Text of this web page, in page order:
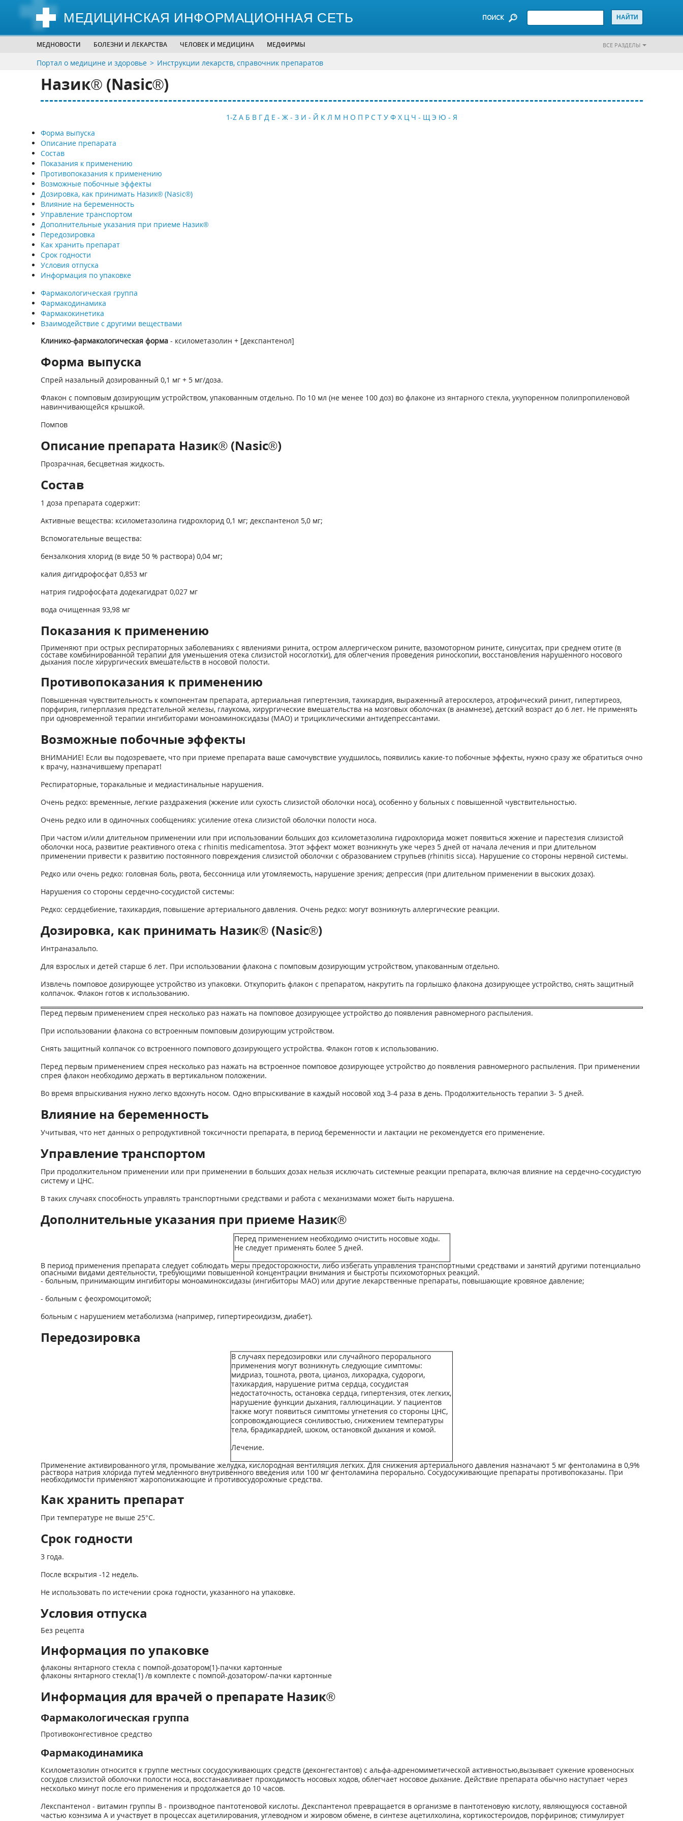
МЕДИЦИНСКАЯ ИНФОРМАЦИОННАЯ СЕТЬ ПОИСК
МЕДНОВОСТИ БОЛЕЗНИ И ЛЕКАРСТВА ЧЕЛОВЕК И МЕДИЦИНА МЕДФИРМЫ ВСЕ РАЗДЕЛЫ
Портал о медицине и здоровье Инструкции лекарств, справочник препаратов
Назик® (Nasic®)
1-Z А Б В Г Д Е - Ж - З И - Й К Л М Н О П Р С Т У Ф Х Ц Ч - Щ Э Ю - Я
Форма выпуска
Описание препарата
Состав
Показания к применению
Противопоказания к применению
Возможные побочные эффекты
Дозировка, как принимать Назик® (Nasic®)
Влияние на беременность
Управление транспортом
Дополнительные указания при приеме Назик®
Передозировка
Как хранить препарат
Срок годности
Условия отпуска
Информация по упаковке
Фармакологическая группа
Фармакодинамика
Фармакокинетика
Взаимодействие с другими веществами
Клинико-фармакологическая форма- ксилометазолин + [декспантенол]
Форма выпуска
Спрей назальный дозированный 0,1 мг + 5 мг/доза.
Флакон с помповым дозирующим устройством, упакованным отдельно. По 10 мл (не менее 100 доз) во флаконе из янтарного стекла, укупоренном полипропиленовой
навинчивающейся крышкой.
Помпов
Описание препарата Назик® (Nasic®)
Прозрачная, бесцветная жидкость.
Состав
1 доза препарата содержит:
Активные вещества: ксилометазолина гидрохлорид 0,1 мг; декспантенол 5,0 мг;
Вспомогательные вещества:
бензалкония хлорид (в виде 50 % раствора) 0,04 мг;
калия дигидрофосфат 0,853 мг
натрия гидрофосфата додекагидрат 0,027 мг
вода очищенная 93,98 мг
Показания к применению
Применяют при острых респираторных заболеваниях с явлениями ринита, остром аллергическом рините, вазомоторном рините, синуситах, при среднем отите (в
составе комбинированной терапии для уменьшения отека слизистой носоглотки), для облегчения проведения риноскопии, восстановления нарушенного носового
дыхания после хирургических вмешательств в носовой полости.
Противопоказания к применению
Повышенная чувствительность к компонентам препарата, артериальная гипертензия, тахикардия, выраженный атеросклероз, атрофический ринит, гипертиреоз,
порфирия, гиперплазия предстательной железы, глаукома, хирургические вмешательства на мозговых оболочках (в анамнезе), детский возраст до 6 лет. Не применять
при одновременной терапии ингибиторами моноаминоксидазы (МАО) и трициклическими антидепрессантами.
Возможные побочные эффекты
ВНИМАНИЕ! Если вы подозреваете, что при приеме препарата ваше самочувствие ухудшилось, появились какие-то побочные эффекты, нужно сразу же обратиться очно
к врачу, назначившему препарат!
Респираторные, торакальные и медиастинальные нарушения.
Очень редко: временные, легкие раздражения (жжение или сухость слизистой оболочки носа), особенно у больных с повышенной чувствительностью.
Очень редко или в одиночных сообщениях: усиление отека слизистой оболочки полости носа.
При частом и/или длительном применении или при использовании больших доз ксилометазолина гидрохлорида может появиться жжение и парестезия слизистой
оболочки носа, развитие реактивного отека с rhinitis medicamentosa. Этот эффект может возникнуть уже через 5 дней от начала лечения и при длительном
применении привести к развитию постоянного повреждения слизистой оболочки с образованием струпьев (rhinitis sicca). Нарушение со стороны нервной системы.
Редко или очень редко: головная боль, рвота, бессонница или утомляемость, нарушение зрения; депрессия (при длительном применении в высоких дозах).
Нарушения со стороны сердечно-сосудистой системы:
Редко: сердцебиение, тахикардия, повышение артериального давления. Очень редко: могут возникнуть аллергические реакции.
Дозировка, как принимать Назик® (Nasic®)
Интраназальпо.
Для взрослых и детей старше 6 лет. При использовании флакона с помповым дозирующим устройством, упакованным отдельно.
Извлечь помповое дозирующее устройство из упаковки. Откупорить флакон с препаратом, накрутить па горлышко флакона дозирующее устройство, снять защитный
колпачок. Флакон готов к использованию.
Перед первым применением спрея несколько раз нажать на помповое дозирующее устройство до появления равномерного распыления.
При использовании флакона со встроенным помповым дозирующим устройством.
Снять защитный колпачок со встроенного помпового дозирующего устройства. Флакон готов к использованию.
Перед первым применением спрея несколько раз нажать на встроенное помповое дозирующее устройство до появления равномерного распыления. При применении
спрея флакон необходимо держать в вертикальном положении.
Во время впрыскивания нужно легко вдохнуть носом. Одно впрыскивание в каждый носовой ход 3-4 раза в день. Продолжительность терапии 3- 5 дней.
Влияние на беременность
Учитывая, что нет данных о репродуктивной токсичности препарата, в период беременности и лактации не рекомендуется его применение.
Управление транспортом
При продолжительном применении или при применении в больших дозах нельзя исключать системные реакции препарата, включая влияние на сердечно-сосудистую
систему и ЦНС.
В таких случаях способность управлять транспортными средствами и работа с механизмами может быть нарушена.
Дополнительные указания при приеме Назик®
Перед применением необходимо очистить носовые ходы.
Не следует применять более 5 дней.
В период применения препарата следует соблюдать меры предосторожности, либо избегать управления транспортными средствами и занятий другими потенциально
опасными видами деятельности, требующими повышенной концентрации внимания и быстроты психомоторных реакций.
- больным, принимающим ингибиторы моноаминоксидазы (ингибиторы МАО) или другие лекарственные препараты, повышающие кровяное давление;
- больным с феохромоцитомой;
больным с нарушением метаболизма (например, гипертиреоидизм, диабет).
Передозировка
В случаях передозировки или случайного перорального
применения могут возникнуть следующие симптомы:
мидриаз, тошнота, рвота, цианоз, лихорадка, судороги,
тахикардия, нарушение ритма сердца, сосудистая
недостаточность, остановка сердца, гипертензия, отек легких,
нарушение функции дыхания, галлюцинации. У пациентов
также могут появиться симптомы угнетения со стороны ЦНС,
сопровождающиеся сонливостью, снижением температуры
тела, брадикардией, шоком, остановкой дыхания и комой.
Лечение.
Применение активированного угля, промывание желудка, кислородная вентиляция легких. Для снижения артериального давления назначают 5 мг фентоламина в 0,9%
раствора натрия хлорида путем медленного внутривенного введения или 100 мг фентоламина перорально. Сосудосуживающие препараты противопоказаны. При
необходимости применяют жаропонижающие и противосудорожные средства.
Как хранить препарат
При температуре не выше 25°С.
Срок годности
3 года.
После вскрытия -12 недель.
Не использовать по истечении срока годности, указанного на упаковке.
Условия отпуска
Без рецепта
Информация по упаковке
флаконы янтарного стекла с помпой-дозатором(1)-пачки картонные
флаконы янтарного стекла(1) /в комплекте с помпой-дозатором/-пачки картонные
Информация для врачей о препарате Назик®
Фармакологическая группа
Противоконгестивное средство
Фармакодинамика
Ксилометазолин относится к группе местных сосудосуживающих средств (деконгестантов) с альфа-адреномиметической активностью,вызывает сужение кровеносных
сосудов слизистой оболочки полости носа, восстанавливает проходимость носовых ходов, облегчает носовое дыхание. Действие препарата обычно наступает через
несколько минут после его применения и продолжается до 10 часов.
Лекспантенол - витамин группы В - производное пантотеновой кислоты. Декспантенол превращается в организме в пантотеновую кислоту, являющуюся составной
частью коэнзима А и участвует в процессах ацетилирования, углеводном и жировом обмене, в синтезе ацетилхолина, кортикостероидов, порфиринов; стимулирует